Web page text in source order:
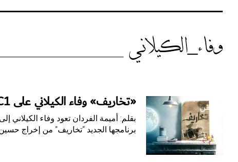
الوسم:
وفاء_الكيلاني
الفن «تخاريف» وفاء الكيلاني على MBC1… وأوّل الغيث مع النجم وائل كفوري
برنامجها الجديد “تخاريف” من إخراج